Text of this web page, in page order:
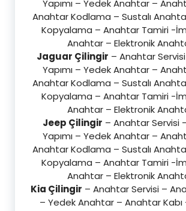
Yapımı – Yedek Anahtar –
Anahtar Kodlama – Sustalı
Kopyalama – Anahtar Tamiri -
Anahtar – Elektronik
Jaguar Çilingir – Anahtar
Yapımı – Yedek Anahtar –
Anahtar Kodlama – Sustalı
Kopyalama – Anahtar Tamiri -
Anahtar – Elektronik
Jeep Çilingir – Anahtar Servisi
Yapımı – Yedek Anahtar –
Anahtar Kodlama – Sustalı
Kopyalama – Anahtar Tamiri -
Anahtar – Elektronik
Kia Çilingir – Anahtar Servisi –
– Yedek Anahtar – Anahtar